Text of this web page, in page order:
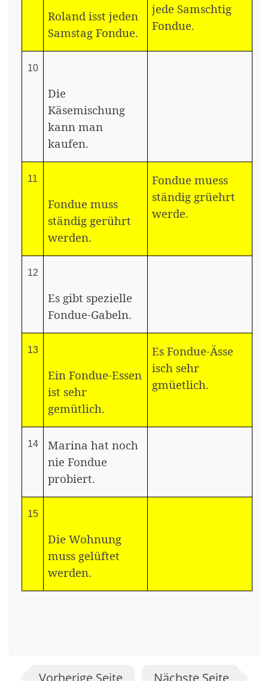
Roland isst jeden
Samstag Fondue.
jede Samschtig
Fondue.
10
Die
Käsemischung
kann man
kaufen.
11
Fondue muss
ständig gerührt
werden.
Fondue muess
ständig grüehrt
werde.
12
Es gibt spezielle
Fondue-Gabeln.
13
Ein Fondue-Essen
ist sehr
gemütlich.
Es Fondue-Ässe
isch sehr
gmüetlich.
14
Marina hat noch
nie Fondue
probiert.
15
Die Wohnung
muss gelüftet
werden.
Vorherige Seite Nächste Seite